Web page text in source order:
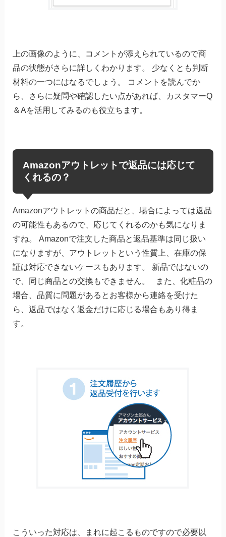
上の画像のように、コメントが添えられているので商
品の状態がさらに詳しくわかります。 少なくとも判断
材料の一つにはなるでしょう。 コメントを読んでか
ら、さらに疑問や確認したい点があれば、カスタマーQ
＆Aを活用してみるのも役立ちます。
Amazonアウトレットで返品には応じて
くれるの？
Amazonアウトレットの商品だと、場合によっては返品
の可能性もあるので、応じてくれるのかも気になりま
すね。 Amazonで注文した商品と返品基準は同じ扱い
になりますが、アウトレットという性質上、在庫の保
証は対応できないケースもあります。 新品ではないの
で、同じ商品との交換もできません。 また、化粧品の
場合、品質に問題があるとお客様から連絡を受けた
ら、返品ではなく返金だけに応じる場合もあり得ま
す。
こういった対応は、まれに起こるものですので必要以